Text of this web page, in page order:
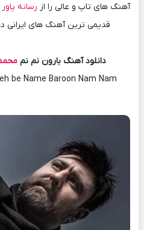
آهنگ های تاپ و عالی را از رسانه
قدیمی ترین آهنگ های ایرانی
دانلود آهنگ بارون نم نم
be Name Baroon Nam Nam